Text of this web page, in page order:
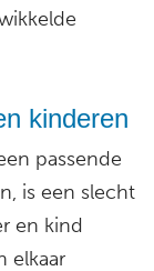
kinderen
passende
is een slecht
en kind
elkaar